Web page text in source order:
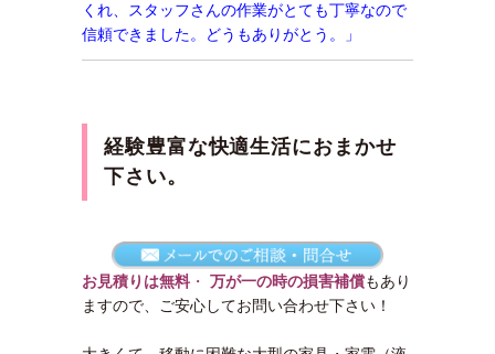
くれ、スタッフさんの作業がとても丁寧なので
信頼できました。どうもありがとう。」
経験豊富な快適生活におまかせ
下さい。
お見積りは無料 ・ 万が一の時の損害補償もあり
ますので、ご安心してお問い合わせ下さい！